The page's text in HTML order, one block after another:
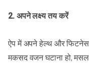
2. अपने लक्ष्य तय करें
ऐप में अपने हेल्थ और फिटनेस
मकसद वजन घटाना हो,